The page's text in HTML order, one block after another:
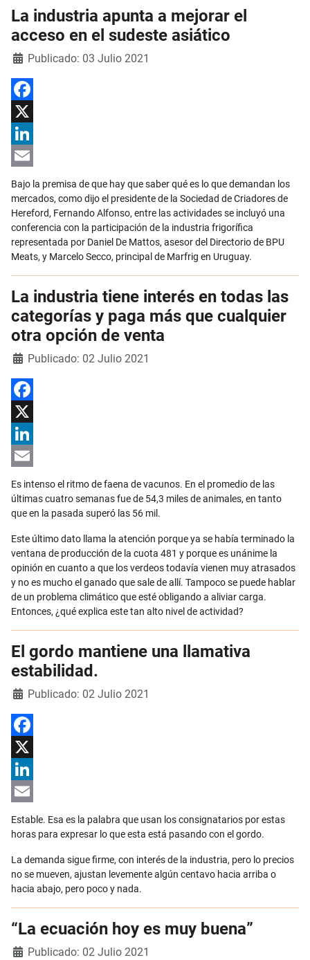
La industria apunta a mejorar el
acceso en el sudeste asiático
DetallesPublicado: 03 Julio 2021
Facebook
X
LinkedIn
Email
Bajo la premisa de que hay que saber qué es lo que demandan los
mercados, como dijo el presidente de la Sociedad de Criadores de
Hereford, Fernando Alfonso, entre las actividades se incluyó una
conferencia con la participación de la industria frigorífica
representada por Daniel De Mattos, asesor del Directorio de BPU
Meats, y Marcelo Secco, principal de Marfrig en Uruguay.
La industria tiene interés en todas las
categorías y paga más que cualquier
otra opción de venta
DetallesPublicado: 02 Julio 2021
Facebook
X
LinkedIn
Email
Es intenso el ritmo de faena de vacunos. En el promedio de las
últimas cuatro semanas fue de 54,3 miles de animales, en tanto
que en la pasada superó las 56 mil.
Este último dato llama la atención porque ya se había terminado la
ventana de producción de la cuota 481 y porque es unánime la
opinión en cuanto a que los verdeos todavía vienen muy atrasados
y no es mucho el ganado que sale de allí. Tampoco se puede hablar
de un problema climático que esté obligando a aliviar carga.
Entonces, ¿qué explica este tan alto nivel de actividad?
El gordo mantiene una llamativa
estabilidad.
DetallesPublicado: 02 Julio 2021
Facebook
X
LinkedIn
Email
Estable. Esa es la palabra que usan los consignatarios por estas
horas para expresar lo que esta está pasando con el gordo.
La demanda sigue firme, con interés de la industria, pero lo precios
no se mueven, ajustan levemente algún centavo hacia arriba o
hacia abajo, pero poco y nada.
“La ecuación hoy es muy buena”
DetallesPublicado: 02 Julio 2021